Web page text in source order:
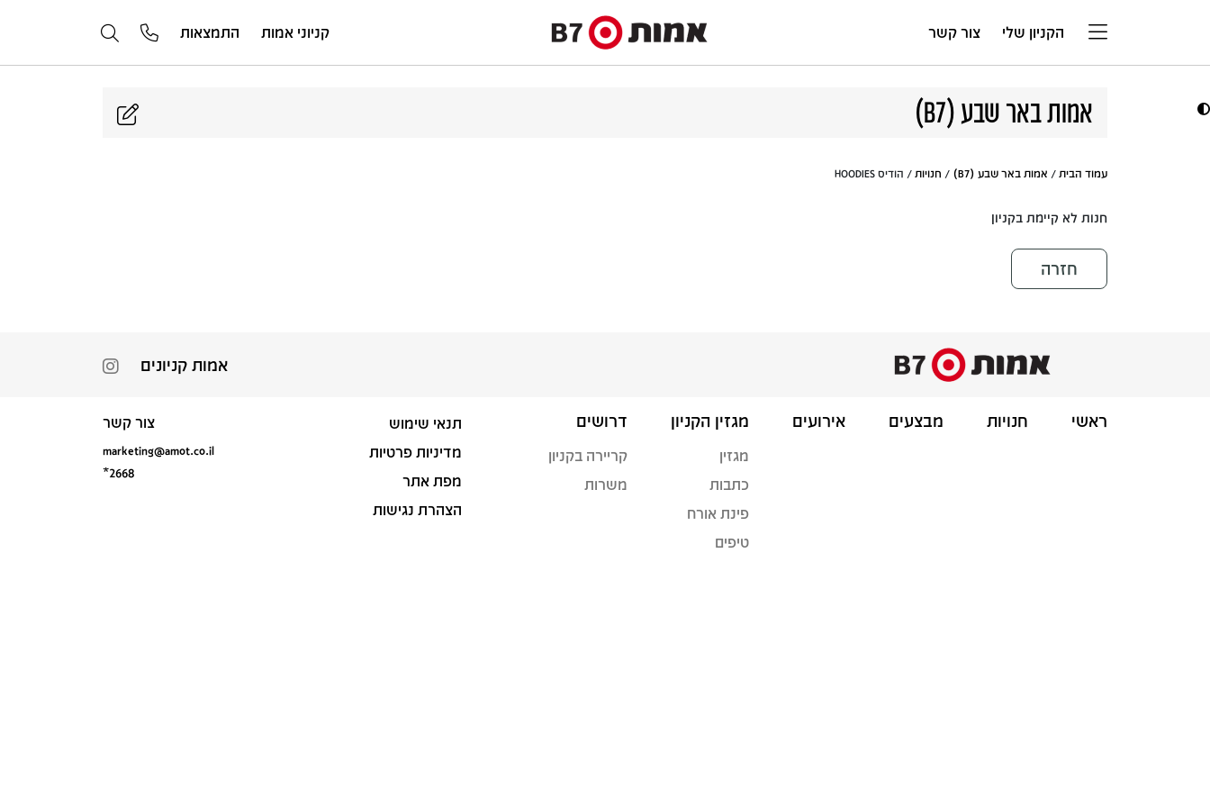
הקניון שלי צור קשר קניוני אמות התמצאות
אמות באר שבע (B7)
עמוד הבית / אמות באר שבע (B7) / חנויות / הודיס HOODIES
חנות לא קיימת בקניון
חזרה
אמות קניונים
ראשי חנויות מבצעים אירועים מגזין הקניון
מגזין
כתבות
פינת אורח
טיפים
דרושים
קריירה בקניון
משרות
תנאי שימוש
מדיניות פרטיות
מפת אתר
הצהרת נגישות
צור קשר
marketing@amot.co.il
*2668